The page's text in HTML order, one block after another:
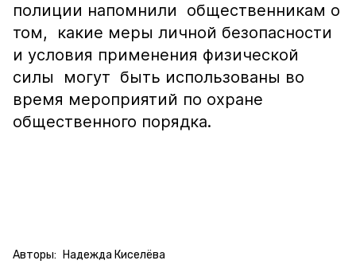
полиции напомнили общественникам о
том, какие меры личной безопасности
и условия применения физической
силы могут быть использованы во
время мероприятий по охране
общественного порядка.
Авторы: Надежда Киселёва